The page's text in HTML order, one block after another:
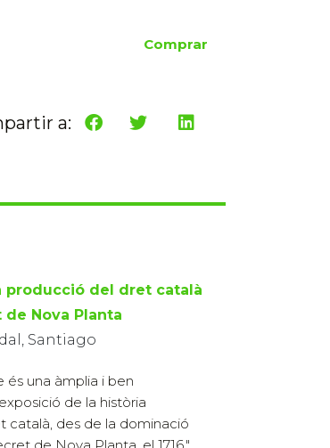
Comprar
a:
producció del dret català
Nova Planta
Santiago
és una àmplia i ben
de la història
català, des de la dominació
de Nova Planta, el 1716."